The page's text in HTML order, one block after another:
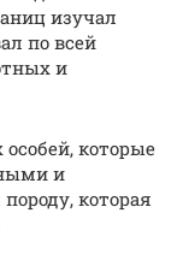
изучал
по всей
и
которые
и
которая